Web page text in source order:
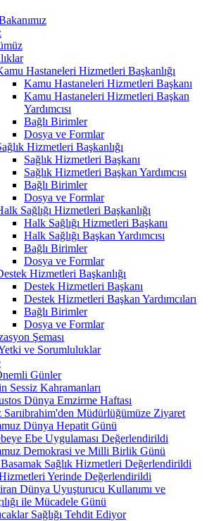
Hastaneleri Hizmetleri Başkanlığı
Kamu Hastaneleri Hizmetleri Başkanı
Kamu Hastaneleri Hizmetleri Başkan
Yardımcısı
Bağlı Birimler
Dosya ve Formlar
Hizmetleri Başkanlığı
Sağlık Hizmetleri Başkanı
Sağlık Hizmetleri Başkan Yardımcısı
Bağlı Birimler
Dosya ve Formlar
Sağlığı Hizmetleri Başkanlığı
Halk Sağlığı Hizmetleri Başkanı
Halk Sağlığı Başkan Yardımcısı
Bağlı Birimler
Dosya ve Formlar
Hizmetleri Başkanlığı
Destek Hizmetleri Başkanı
Destek Hizmetleri Başkan Yardımcıları
Bağlı Birimler
Dosya ve Formlar
Şeması
ve Sorumluluklar
Günler
Sessiz Kahramanları
Dünya Emzirme Haftası
Sarıibrahim'den Müdürlüğümüze Ziyaret
Dünya Hepatit Günü
Ebe Uygulaması Değerlendirildi
Demokrasi ve Milli Birlik Günü
Sağlık Hizmetleri Değerlendirildi
Yerinde Değerlendirildi
Dünya Uyuşturucu Kullanımı ve
ile Mücadele Günü
Sağlığı Tehdit Ediyor